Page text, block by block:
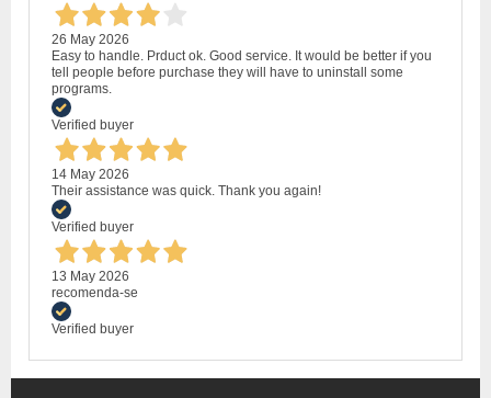
26 May 2026
Easy to handle. Prduct ok. Good service. It would be better if you
tell people before purchase they will have to uninstall some
programs.
Verified buyer
14 May 2026
Their assistance was quick. Thank you again!
Verified buyer
13 May 2026
recomenda-se
Verified buyer